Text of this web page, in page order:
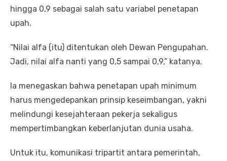
hingga 0,9 sebagai salah satu variabel penetapan
upah.
“Nilai alfa (itu) ditentukan oleh Dewan Pengupahan.
Jadi, nilai alfa nanti yang 0,5 sampai 0,9,” katanya.
Ia menegaskan bahwa penetapan upah minimum
harus mengedepankan prinsip keseimbangan, yakni
melindungi kesejahteraan pekerja sekaligus
mempertimbangkan keberlanjutan dunia usaha.
Untuk itu, komunikasi tripartit antara pemerintah,